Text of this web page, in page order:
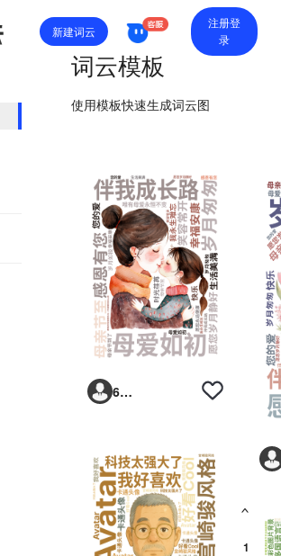
新建词云
注册登
录
词云模板
使用模板快速生成词云图
6293vp
<
1